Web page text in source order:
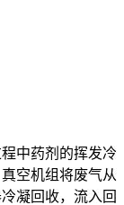
中药剂的挥发冷
空机组将废气从
凝回收，流入回